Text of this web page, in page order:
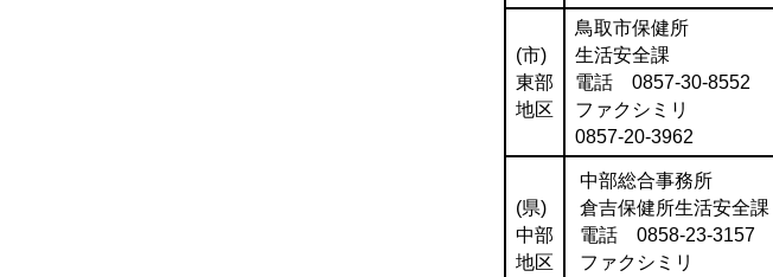
(市)
東部
地区
鳥取市保健所
生活安全課
電話 0857-30-8552
ファクシミリ
0857-20-3962
(県)
中部
地区
中部総合事務所
倉吉保健所生活安全課
電話 0858-23-3157
ファクシミリ